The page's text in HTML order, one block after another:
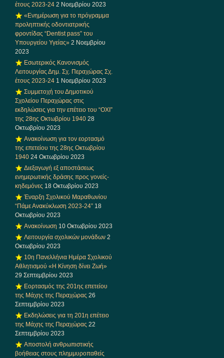
έτους 2023-24 2 Νοεμβρίου 2023
«Ενημέρωση για το πρόγραμμα
προληπτικής οδοντιατρικής
φροντίδας “Dentist pass” του
Υπουργείου Υγείας» 2 Νοεμβρίου
2023
Εσωτερικός Κανονισμός
Λειτουργίας Δημ. Σχ. Περαχώρας Σχ.
έτους 2023-24 1 Νοεμβρίου 2023
Συμμετοχή του Δημοτικού
Σχολείου Περαχώρας στις
εκδηλώσεις για την επέτειο του “ΟΧΙ”
της 28ης Οκτωβρίου 1940 28
Οκτωβρίου 2023
Ανακοίνωση για τον εορτασμό
της επετείου της 28ης Οκτωβρίου
1940 24 Οκτωβρίου 2023
Διεξαγωγή εξ αποστάσεως
ενημερωτικής δράσης προς γονείς-
κηδεμόνες 18 Οκτωβρίου 2023
Έναρξη Σχολικού Μαραθωνίου
“Πάμε Ανακύκλωση 2023-24” 18
Οκτωβρίου 2023
Ανακοίνωση 10 Οκτωβρίου 2023
Λειτουργία σχολικών μονάδων 2
Οκτωβρίου 2023
10η Πανελλήνια Ημέρα Σχολικού
Αθλητισμού «Η Κίνηση δίνει Ζωή»
29 Σεπτεμβρίου 2023
Εορτασμός της 201ης επετείου
της Μάχης της Περαχώρας 26
Σεπτεμβρίου 2023
Εκδηλώσεις για τη 201η επέτειο
της Μάχης της Περαχώρας 22
Σεπτεμβρίου 2023
Αποστολή ανθρωπιστικής
βοήθειας στους πλημμυροπαθείς